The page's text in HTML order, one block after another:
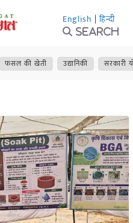
English | हिन्दी
Search
फसल की खेती उद्यानिकी सरकारी